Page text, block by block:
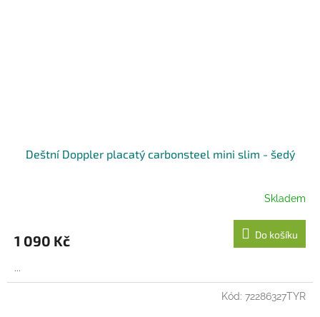
Deštní Doppler placatý carbonsteel mini slim - šedý
Skladem
1 090 Kč Do košíku
...
Kód: 72286327TYR